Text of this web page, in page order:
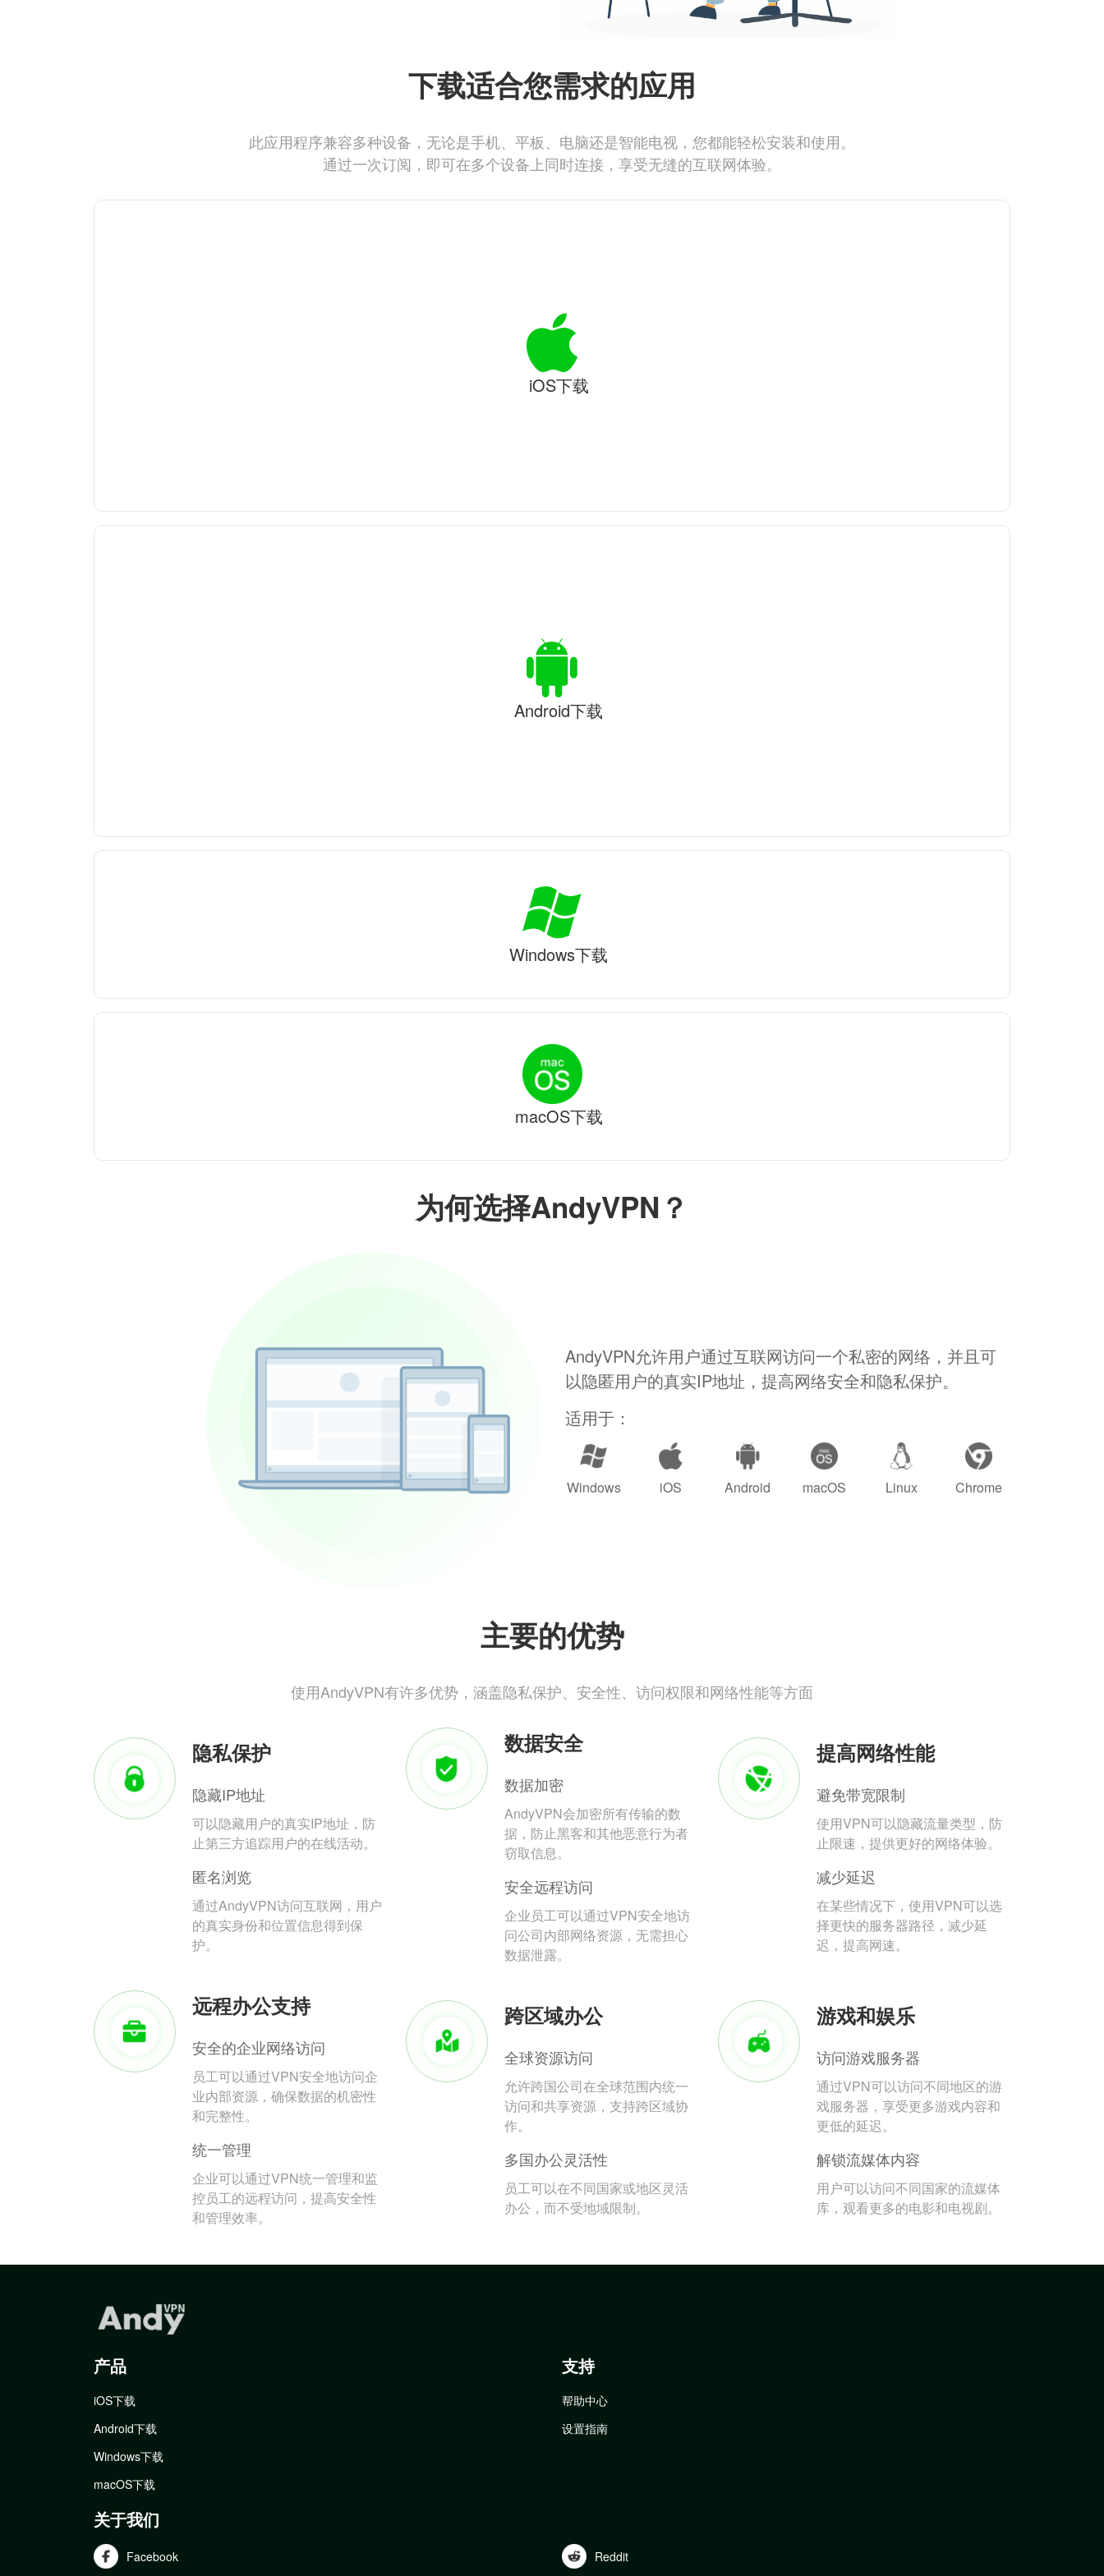
为何选择AndyVPN？
AndyVPN允许用户通过互联网访问一个私密的网络，并且可
以隐匿用户的真实IP地址，提高网络安全和隐私保护。
适用于：
Windows iOS Android macOS Linux Chrome
主要的优势
使用AndyVPN有许多优势，涵盖隐私保护、安全性、访问权限和网络性能等方面
隐私保护
隐藏IP地址
可以隐藏用户的真实IP地址，防
止第三方追踪用户的在线活动。
匿名浏览
通过AndyVPN访问互联网，用户
的真实身份和位置信息得到保
护。
数据安全
数据加密
AndyVPN会加密所有传输的数
据，防止黑客和其他恶意行为者
窃取信息。
安全远程访问
企业员工可以通过VPN安全地访
问公司内部网络资源，无需担心
数据泄露。
提高网络性能
避免带宽限制
使用VPN可以隐藏流量类型，防
止限速，提供更好的网络体验。
减少延迟
在某些情况下，使用VPN可以选
择更快的服务器路径，减少延
迟，提高网速。
远程办公支持
安全的企业网络访问
员工可以通过VPN安全地访问企
业内部资源，确保数据的机密性
和完整性。
统一管理
企业可以通过VPN统一管理和监
控员工的远程访问，提高安全性
和管理效率。
跨区域办公
全球资源访问
允许跨国公司在全球范围内统一
访问和共享资源，支持跨区域协
作。
多国办公灵活性
员工可以在不同国家或地区灵活
办公，而不受地域限制。
游戏和娱乐
访问游戏服务器
通过VPN可以访问不同地区的游
戏服务器，享受更多游戏内容和
更低的延迟。
解锁流媒体内容
用户可以访问不同国家的流媒体
库，观看更多的电影和电视剧。
下载适合您需求的应用
此应用程序兼容多种设备，无论是手机、平板、电脑还是智能电视，您都能轻松安装和使用。
通过一次订阅，即可在多个设备上同时连接，享受无缝的互联网体验。
iOS下载
Android下载
Windows下载
macOS下载
产品
iOS下载
Android下载
Windows下载
macOS下载
支持
帮助中心
设置指南
关于我们
Facebook Reddit